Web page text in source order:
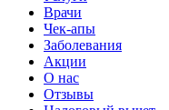
Врачи
Чек-апы
Заболевания
Акции
О нас
Отзывы